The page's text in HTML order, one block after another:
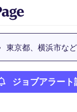
東京都、横浜市な
ジョブアラート